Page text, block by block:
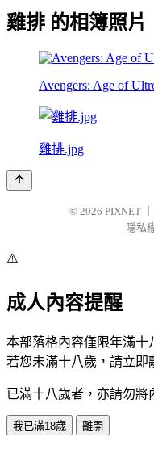
雞排 的相簿照片
Avengers: Age of
雞排.jpg
© 2026 PIXNET
隱私
⚠️
成人內容提醒
本部落格內容僅限年滿十
若您未滿十八歲，請立即
已滿十八歲者，亦請勿將
我已滿18歲 離開